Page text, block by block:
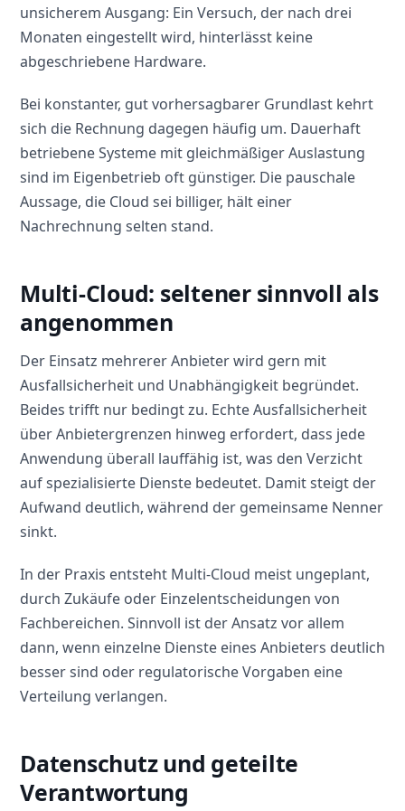
unsicherem Ausgang: Ein Versuch, der nach drei
Monaten eingestellt wird, hinterlässt keine
abgeschriebene Hardware.
Bei konstanter, gut vorhersagbarer Grundlast kehrt
sich die Rechnung dagegen häufig um. Dauerhaft
betriebene Systeme mit gleichmäßiger Auslastung
sind im Eigenbetrieb oft günstiger. Die pauschale
Aussage, die Cloud sei billiger, hält einer
Nachrechnung selten stand.
Multi-Cloud: seltener sinnvoll als
angenommen
Der Einsatz mehrerer Anbieter wird gern mit
Ausfallsicherheit und Unabhängigkeit begründet.
Beides trifft nur bedingt zu. Echte Ausfallsicherheit
über Anbietergrenzen hinweg erfordert, dass jede
Anwendung überall lauffähig ist, was den Verzicht
auf spezialisierte Dienste bedeutet. Damit steigt der
Aufwand deutlich, während der gemeinsame Nenner
sinkt.
In der Praxis entsteht Multi-Cloud meist ungeplant,
durch Zukäufe oder Einzelentscheidungen von
Fachbereichen. Sinnvoll ist der Ansatz vor allem
dann, wenn einzelne Dienste eines Anbieters deutlich
besser sind oder regulatorische Vorgaben eine
Verteilung verlangen.
Datenschutz und geteilte
Verantwortung